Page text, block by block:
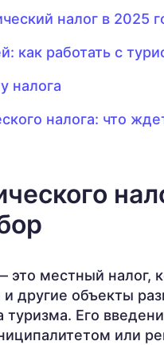
налог в 2025
как работать с
налога
налога: что
это местный налог,
другие объекты
Его
или